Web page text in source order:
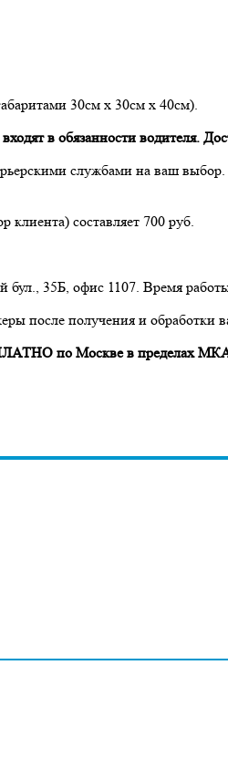
30см х 30см х 40см).
в обязанности водителя.
службами на ваш
составляет 700 руб.
35Б, офис 1107. Время
после получения и обработки
по Москве в пределах